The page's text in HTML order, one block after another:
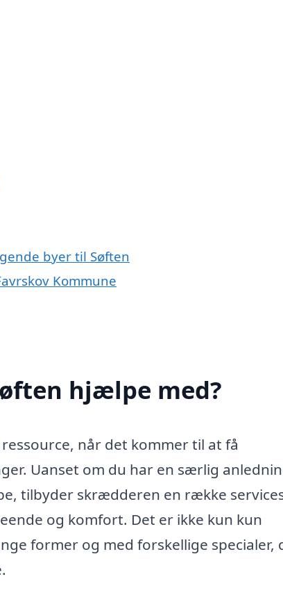
byer til Søften
Kommune
hjælpe med?
når det kommer til at få
Uanset om du har en særlig
tilbyder skrædderen en række
og komfort. Det er ikke kun kun
former og med forskellige specialer,